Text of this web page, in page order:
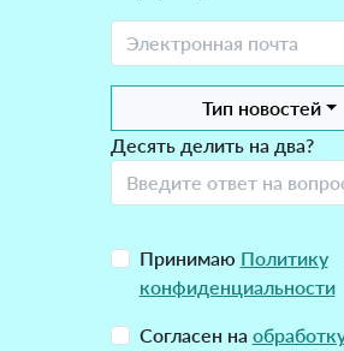
Тип новостей
Десять делить на два?
Принимаю Политику
конфиденциальности
Согласен на